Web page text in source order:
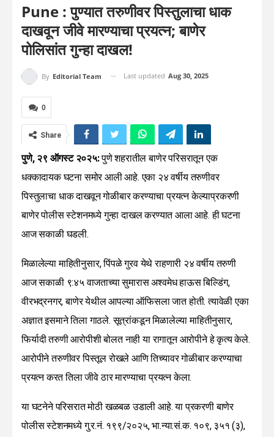
Pune : पुण्यात तरुणीवर पिस्तुलाचा धाक
दाखवून जीवे मारण्याचा प्रयत्न; बाणेर
पोलिसांत गुन्हा दाखल!
By Editorial Team Last updated Aug 30, 2025
0
Share
पुणे, २९ ऑगस्ट २०२५:पुणे शहरातील बाणेर परिसरातून एक
धक्कादायक घटना समोर आली आहे. एका २४ वर्षीय तरुणीवर
पिस्तुलाचा धाक दाखवून गोळीबार करण्याचा प्रयत्न केल्याप्रकरणी
बाणेर पोलीस स्टेशनमध्ये गुन्हा दाखल करण्यात आला आहे. ही घटना
आज सकाळी घडली.
मिळालेल्या माहितीनुसार, पिंपळे गुरव येथे राहणारी २४ वर्षीय तरुणी
आज सकाळी ९:४५ वाजताच्या सुमारास अश्वमेध हाऊस बिल्डिंग,
वीरभद्रनगर, बाणेर येथील आपल्या ऑफिसला जात होती. त्यावेळी एका
अज्ञात इसमाने तिला गाठले. सूत्रांकडून मिळालेल्या माहितीनुसार,
फिर्यादी तरुणी आरोपीशी बोलत नाही या रागातून आरोपीने हे कृत्य केले.
आरोपीने तरुणीवर पिस्तूल रोखले आणि तिच्यावर गोळीबार करण्याचा
प्रयत्न करत तिला जीवे ठार मारण्याचा प्रयत्न केला.
या घटनेने परिसरात मोठी खळबळ उडाली आहे. या प्रकरणी बाणेर
पोलीस स्टेशनमध्ये गु.र.नं. १९९/२०२५, भा.न्या.सं.क. १०९, ३५१ (३),